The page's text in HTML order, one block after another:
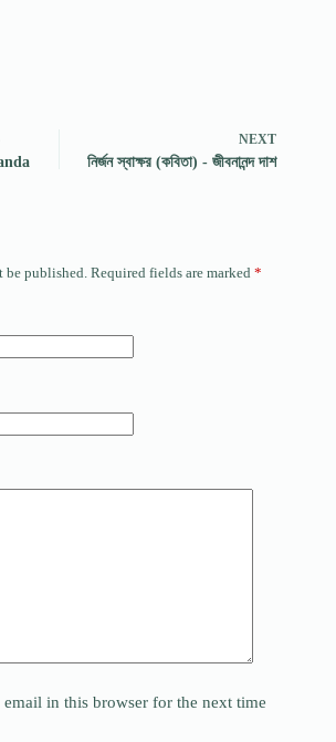
NEXT
নির্জন স্বাক্ষর (কবিতা) - জীবনানন্দ দাশ
published. Required fields are marked *
email in this browser for the next time